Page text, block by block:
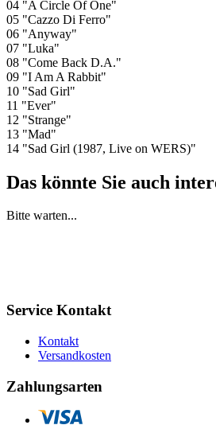
04 "A Circle Of One"
05 "Cazzo Di Ferro"
06 "Anyway"
07 "Luka"
08 "Come Back D.A."
09 "I Am A Rabbit"
10 "Sad Girl"
11 "Ever"
12 "Strange"
13 "Mad"
14 "Sad Girl (1987, Live on WERS)"
Das könnte Sie auch
Bitte warten...
Service Kontakt
Kontakt
Versandkosten
Zahlungsarten